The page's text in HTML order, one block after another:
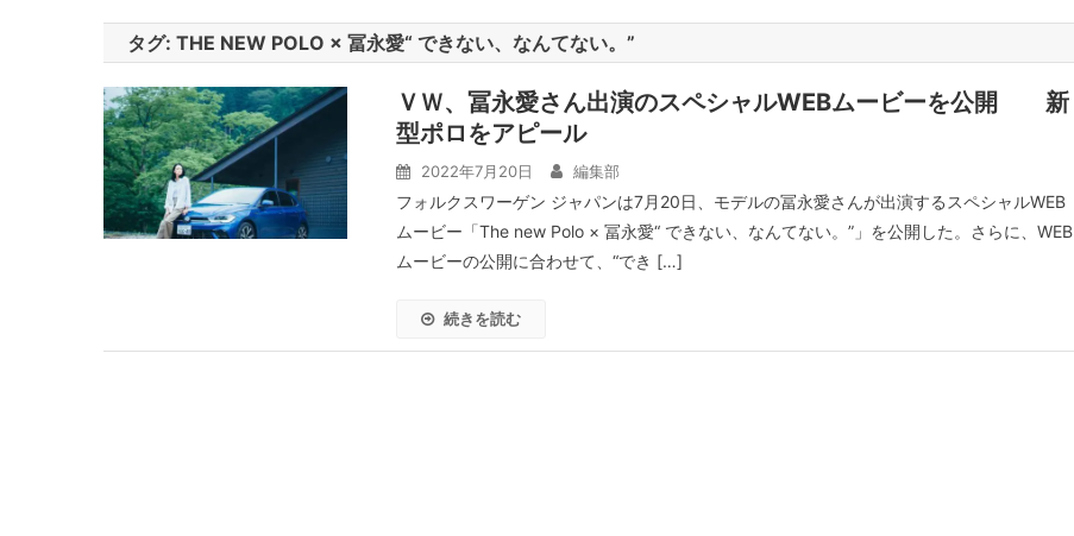
タグ: THE NEW POLO × 冨永愛“ できない、なんてない。”
ＶＷ、冨永愛さん出演のスペシャルWEBムービーを公開 新
型ポロをアピール
2022年7月20日 編集部
フォルクスワーゲン ジャパンは7月20日、モデルの冨永愛さんが出演するスペシャルWEB
ムービー「The new Polo × 冨永愛“ できない、なんてない。”」を公開した。さらに、WEB
ムービーの公開に合わせて、“でき […]
続きを読む